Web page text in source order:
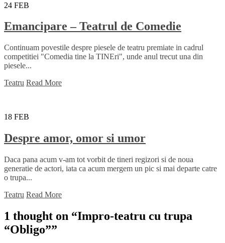
24 FEB
Emancipare – Teatrul de Comedie
Continuam povestile despre piesele de teatru premiate in cadrul
competitiei "Comedia tine la TINEri", unde anul trecut una din
piesele...
Teatru Read More
18 FEB
Despre amor, omor si umor
Daca pana acum v-am tot vorbit de tineri regizori si de noua
generatie de actori, iata ca acum mergem un pic si mai departe catre
o trupa...
Teatru Read More
1 thought on “Impro-teatru cu trupa
“Obligo””